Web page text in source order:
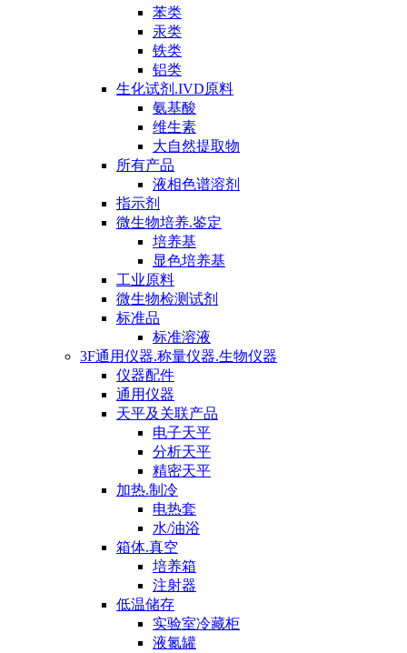
苯类
汞类
铁类
铝类
生化试剂.IVD原料
氨基酸
维生素
大自然提取物
所有产品
液相色谱溶剂
指示剂
微生物培养.鉴定
培养基
显色培养基
工业原料
微生物检测试剂
标准品
标准溶液
3F通用仪器.称量仪器.生物仪器
仪器配件
通用仪器
天平及关联产品
电子天平
分析天平
精密天平
加热.制冷
电热套
水/油浴
箱体.真空
培养箱
注射器
低温储存
实验室冷藏柜
液氮罐